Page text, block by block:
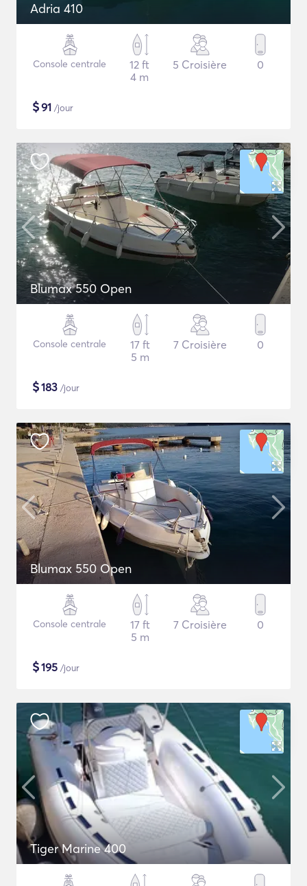
Adria 410
Console centrale
12 ft
4 m
5 Croisière 0
$91 /jour
Blumax 550 Open
Console centrale
17 ft
5 m
7 Croisière 0
$183 /jour
Blumax 550 Open
Console centrale
17 ft
5 m
7 Croisière 0
$195 /jour
Tiger Marine 400